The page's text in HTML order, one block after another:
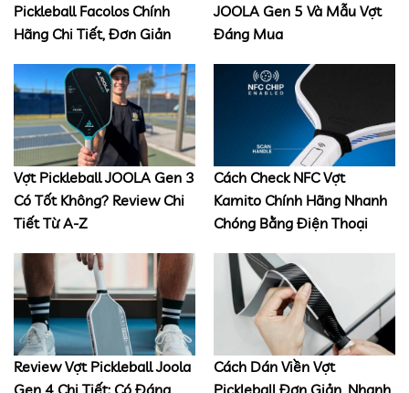
Pickleball Facolos Chính
Hãng Chi Tiết, Đơn Giản
JOOLA Gen 5 Và Mẫu Vợt
Đáng Mua
Vợt Pickleball JOOLA Gen 3
Có Tốt Không? Review Chi
Tiết Từ A-Z
Cách Check NFC Vợt
Kamito Chính Hãng Nhanh
Chóng Bằng Điện Thoại
Review Vợt Pickleball Joola
Gen 4 Chi Tiết: Có Đáng
Cách Dán Viền Vợt
Pickleball Đơn Giản, Nhanh